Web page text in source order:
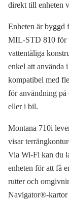
direkt till enheten
Enheten är byggd
MIL-STD 810 för
vattentåliga
enkel att använda
kompatibel med
för användning
eller i bil.
Montana 710i
visar
Via Wi-Fi kan du
enheten för att få
rutter och
Navigator®-kartor